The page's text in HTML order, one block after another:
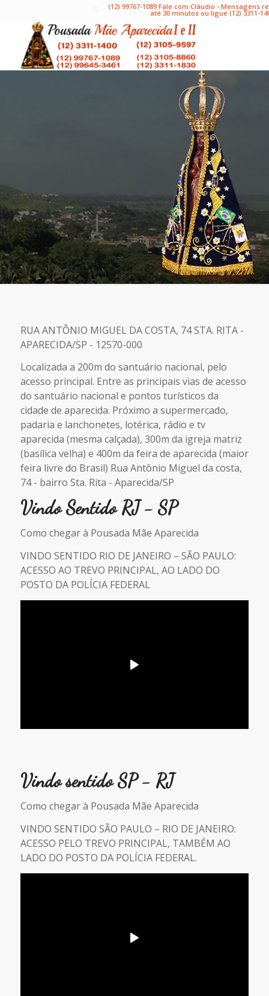
(12) 99767-1089 Fale com Cláudio - Mensagens
até 30 minutos ou ligue (12) 3311-
RUA ANTÔNIO MIGUEL DA COSTA, 74 STA. RITA -
APARECIDA/SP - 12570-000
Localizada a 200m do santuário nacional, pelo
acesso principal. Entre as principais vias de acesso
do santuário nacional e pontos turísticos da
cidade de aparecida. Próximo a supermercado,
padaria e lanchonetes, lotérica, rádio e tv
aparecida (mesma calçada), 300m da igreja matriz
(basílica velha) e 400m da feira de aparecida (maior
feira livre do Brasil) Rua Antônio Miguel da costa,
74 - bairro Sta. Rita - Aparecida/SP
Vindo Sentido RJ - SP
Como chegar à Pousada Mãe Aparecida
VINDO SENTIDO RIO DE JANEIRO – SÃO PAULO:
ACESSO AO TREVO PRINCIPAL, AO LADO DO
POSTO DA POLÍCIA FEDERAL
Vindo sentido SP - RJ
Como chegar à Pousada Mãe Aparecida
VINDO SENTIDO SÃO PAULO – RIO DE JANEIRO:
ACESSO PELO TREVO PRINCIPAL, TAMBÉM AO
LADO DO POSTO DA POLÍCIA FEDERAL.